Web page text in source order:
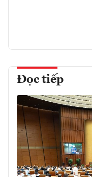
Đọc tiếp